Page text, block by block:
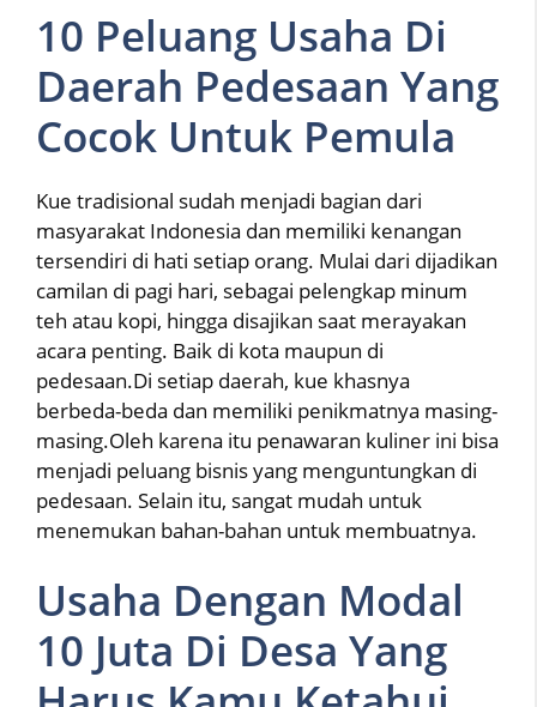
10 Peluang Usaha Di
Daerah Pedesaan Yang
Cocok Untuk Pemula
Kue tradisional sudah menjadi bagian dari
masyarakat Indonesia dan memiliki kenangan
tersendiri di hati setiap orang. Mulai dari dijadikan
camilan di pagi hari, sebagai pelengkap minum
teh atau kopi, hingga disajikan saat merayakan
acara penting. Baik di kota maupun di
pedesaan.Di setiap daerah, kue khasnya
berbeda-beda dan memiliki penikmatnya masing-
masing.Oleh karena itu penawaran kuliner ini bisa
menjadi peluang bisnis yang menguntungkan di
pedesaan. Selain itu, sangat mudah untuk
menemukan bahan-bahan untuk membuatnya.
Usaha Dengan Modal
10 Juta Di Desa Yang